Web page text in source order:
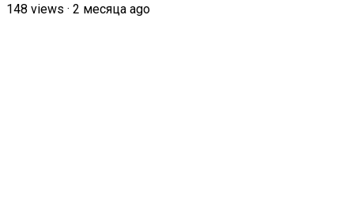
148 views · 2 месяца ago